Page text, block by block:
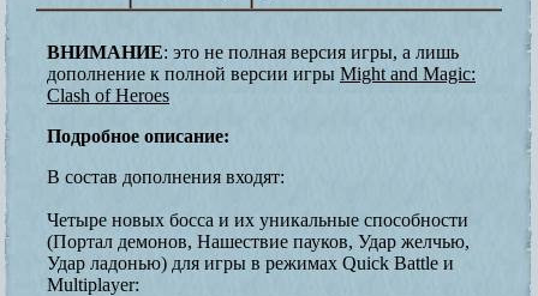
ВНИМАНИЕ: это не полная версия игры, а лишь
дополнение к полной версии игры Might and Magic:
Clash of Heroes
Подробное описание:
В состав дополнения входят:
Четыре новых босса и их уникальные способности
(Портал демонов, Нашествие пауков, Удар желчью,
Удар ладонью) для игры в режимах Quick Battle и
Multiplayer: